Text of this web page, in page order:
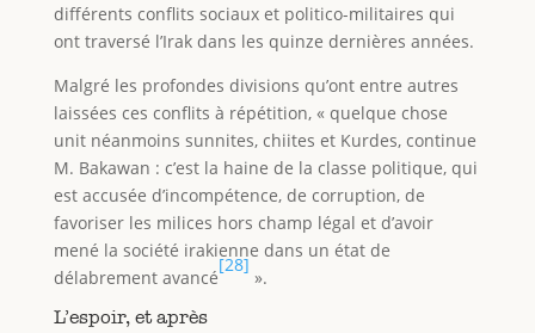
différents conflits sociaux et politico-militaires qui
ont traversé l’Irak dans les quinze dernières années.
Malgré les profondes divisions qu’ont entre autres
laissées ces conflits à répétition, « quelque chose
unit néanmoins sunnites, chiites et Kurdes, continue
M. Bakawan : c’est la haine de la classe politique, qui
est accusée d’incompétence, de corruption, de
favoriser les milices hors champ légal et d’avoir
mené la société irakienne dans un état de
délabrement avancé
[28]
».
L’espoir, et après